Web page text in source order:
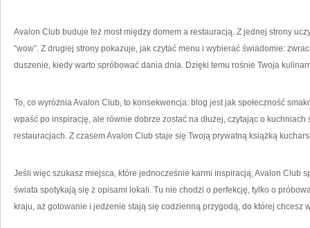
Avalon Club buduje też most między domem a restauracją. Z jednej strony
“wow”. Z drugiej strony pokazuje, jak czytać menu i wybierać świadomie:
duszenie, kiedy warto spróbować dania dnia. Dzięki temu rośnie Twoja
To, co wyróżnia Avalon Club, to konsekwencja: blog jest jak społeczność
wpaść po inspirację, ale równie dobrze zostać na dłużej, czytając o
restauracjach. Z czasem Avalon Club staje się Twoją prywatną książką
Jeśli więc szukasz miejsca, które jednocześnie karmi inspiracją, Avalon Club
świata spotykają się z opisami lokali. Tu nie chodzi o perfekcję, tylko o
kraju, aż gotowanie i jedzenie stają się codzienną przygodą, do której chcesz